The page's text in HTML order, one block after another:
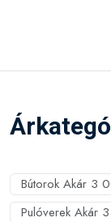
Bútorok Akár 3
Pulóverek Akár